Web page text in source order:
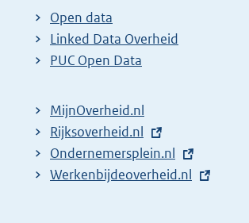
t
e
r
l
i
n
k
Open data
Linked Data Overheid
PUC Open Data
MijnOverheid.nl
E
x
t
Rijksoverheid.nl
E
x
Ondernemersplein.nl
E
Werkenbijdeoverheid.nl